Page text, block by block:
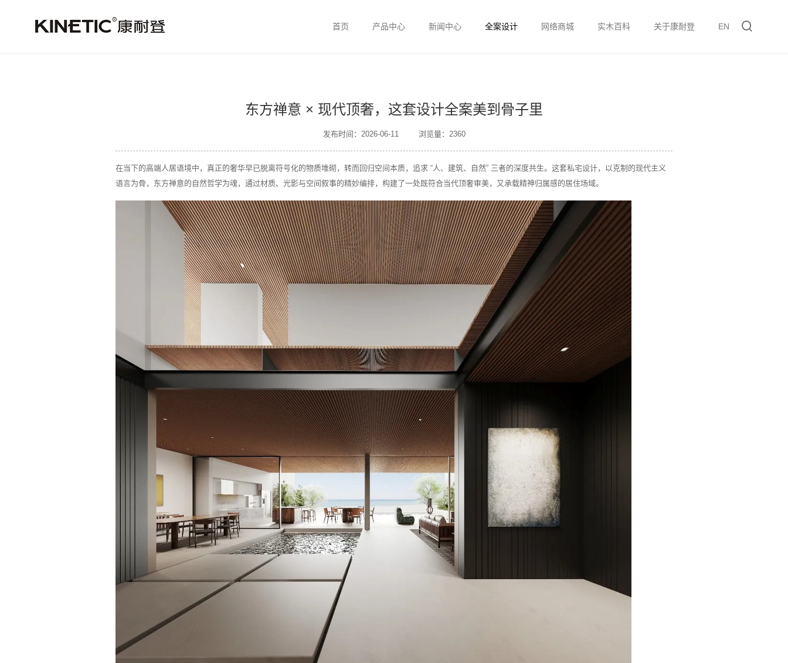
首页 产品中心 新闻中心 全案设计 网络商城 实木百科 关于康耐登 EN
东方禅意 × 现代顶奢，这套设计全案美到骨子里
发布时间：2026-06-11 浏览量：2360
在当下的高端人居语境中，真正的奢华早已脱离符号化的物质堆砌，转而回归空间本质，追求 “人、建筑、自然” 三者的深度共生。这套私宅设计，以克制的现代主义
语言为骨，东方禅意的自然哲学为魂，通过材质、光影与空间叙事的精妙编排，构建了一处既符合当代顶奢审美，又承载精神归属感的居住场域。